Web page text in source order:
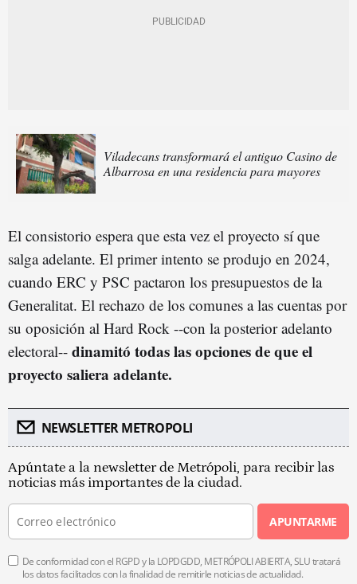
Viladecans transformará el antiguo Casino de
Albarrosa en una residencia para mayores
El consistorio espera que esta vez el proyecto sí que
salga adelante. El primer intento se produjo en 2024,
cuando ERC y PSC pactaron los presupuestos de la
Generalitat. El rechazo de los comunes a las cuentas por
su oposición al Hard Rock --con la posterior adelanto
electoral-- dinamitó todas las opciones de que el
proyecto saliera adelante.
NEWSLETTER METROPOLI
Apúntate a la newsletter de Metrópoli, para recibir las
noticias más importantes de la ciudad.
APUNTARME
De conformidad con el RGPD y la LOPDGDD, METRÓPOLI ABIERTA, SLU tratará
los datos facilitados con la finalidad de remitirle noticias de actualidad.